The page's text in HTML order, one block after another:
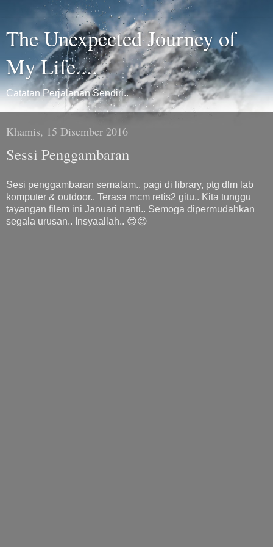
The Unexpected Journey of
My Life....
Catatan Perjalanan Sendiri..
Khamis, 15 Disember 2016
Sessi Penggambaran
Sesi penggambaran semalam.. pagi di library, ptg dlm lab
komputer & outdoor.. Terasa mcm retis2 gitu.. Kita tunggu
tayangan filem ini Januari nanti.. Semoga dipermudahkan
segala urusan.. Insyaallah.. 😍😍